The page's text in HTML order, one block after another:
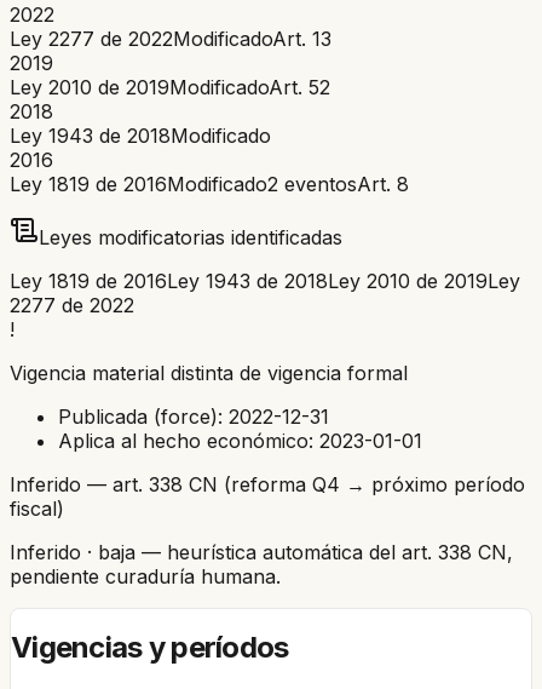
2022
Ley 2277 de 2022ModificadoArt. 13
2019
Ley 2010 de 2019ModificadoArt. 52
2018
Ley 1943 de 2018Modificado
2016
Ley 1819 de 2016Modificado2 eventosArt. 8
Leyes modificatorias identificadas
Ley 1819 de 2016Ley 1943 de 2018Ley 2010 de 2019Ley
2277 de 2022
!
Vigencia material distinta de vigencia formal
Publicada (force): 2022-12-31
Aplica al hecho económico: 2023-01-01
Inferido — art. 338 CN (reforma Q4 → próximo período
fiscal)
Inferido · baja — heurística automática del art. 338 CN,
pendiente curaduría humana.
Vigencias y períodos